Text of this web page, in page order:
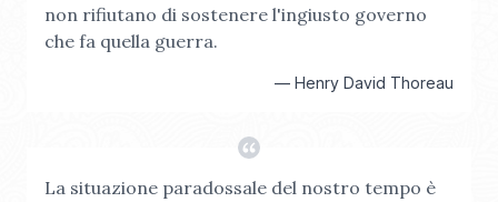
non rifiutano di sostenere l'ingiusto governo
che fa quella guerra.
— Henry David Thoreau
La situazione paradossale del nostro tempo è